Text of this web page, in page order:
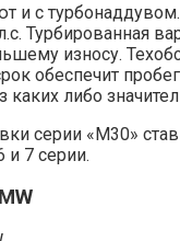
и с турбонаддувом.
Турбированная
износу.
обеспечит
каких либо
серии «М30»
7 серии.